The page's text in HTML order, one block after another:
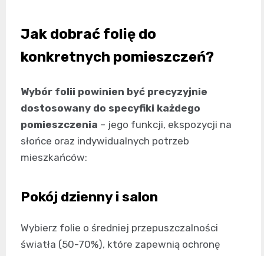
Jak dobrać folię do
konkretnych pomieszczeń?
Wybór folii powinien być precyzyjnie
dostosowany do specyfiki każdego
pomieszczenia – jego funkcji, ekspozycji na
słońce oraz indywidualnych potrzeb
mieszkańców:
Pokój dzienny i salon
Wybierz folie o średniej przepuszczalności
światła (50-70%), które zapewnią ochronę